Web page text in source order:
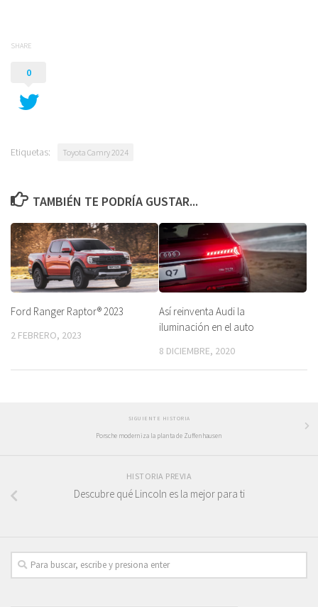
SHARE
0
Etiquetas: Toyota Camry 2024
TAMBIÉN TE PODRÍA GUSTAR...
Ford Ranger Raptor® 2023
2 FEBRERO, 2023
Así reinventa Audi la
iluminación en el auto
8 DICIEMBRE, 2020
SIGUIENTE HISTORIA
Porsche moderniza la planta de Zuffenhausen
HISTORIA PREVIA
Descubre qué Lincoln es la mejor para ti